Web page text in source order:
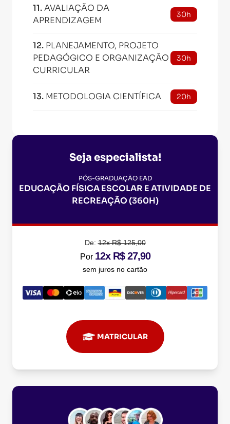
11.AVALIAÇÃO DA
APRENDIZAGEM
30h
12. PLANEJAMENTO, PROJETO
PEDAGÓGICO E ORGANIZAÇÃO
CURRICULAR
30h
13. METODOLOGIA CIENTÍFICA 20h
Seja especialista!
PÓS-GRADUAÇÃO EAD
EDUCAÇÃO FÍSICA ESCOLAR E ATIVIDADE DE
RECREAÇÃO (360H)
De:12x R$ 125,00
Por 12x R$ 27,90
sem juros no cartão
MATRICULAR